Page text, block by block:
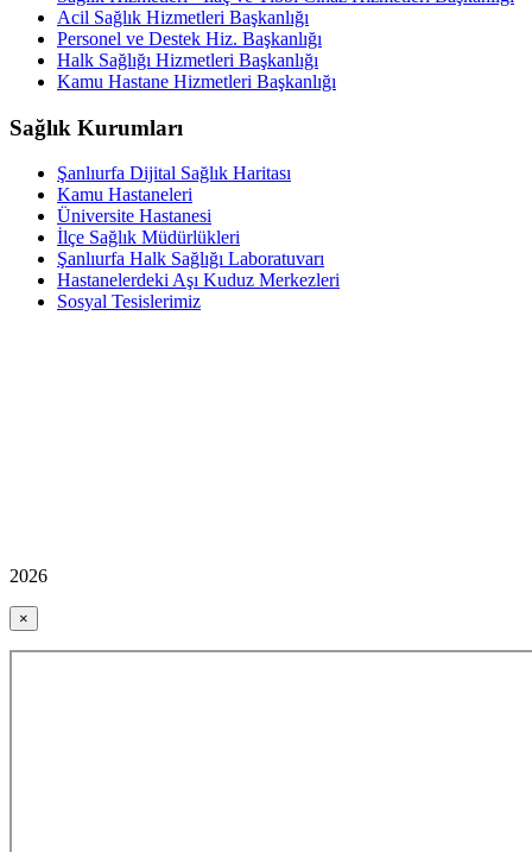
Acil Sağlık Hizmetleri Başkanlığı
Personel ve Destek Hiz. Başkanlığı
Halk Sağlığı Hizmetleri Başkanlığı
Kamu Hastane Hizmetleri Başkanlığı
Sağlık Kurumları
Şanlıurfa Dijital Sağlık Haritası
Kamu Hastaneleri
Üniversite Hastanesi
İlçe Sağlık Müdürlükleri
Şanlıurfa Halk Sağlığı Laboratuvarı
Hastanelerdeki Aşı Kuduz Merkezleri
Sosyal Tesislerimiz
2026
×